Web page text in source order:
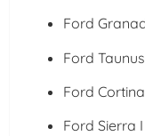
Ford
Ford
Ford Cortina
Ford Sierra I